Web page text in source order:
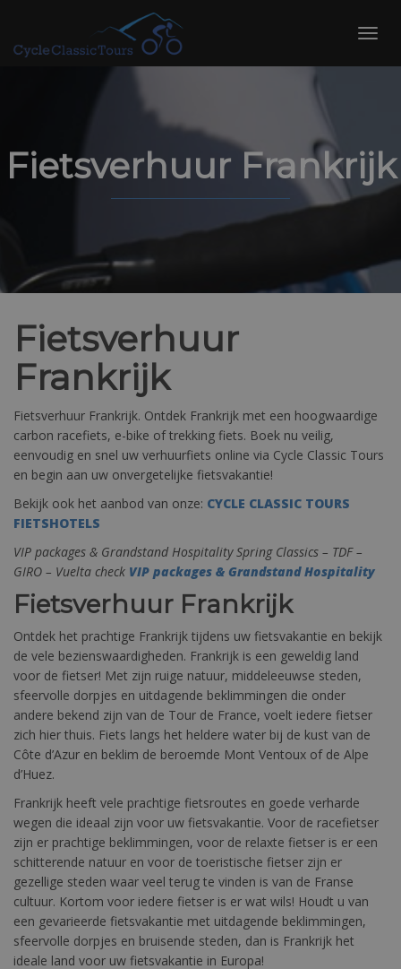
content
Fietsverhuur Frankrijk
Fietsverhuur
Frankrijk
Fietsverhuur Frankrijk. Ontdek Frankrijk met een hoogwaardige
carbon racefiets, e-bike of trekking fiets. Boek nu veilig,
eenvoudig en snel uw verhuurfiets online via Cycle Classic Tours
en begin aan uw onvergetelijke fietsvakantie!
Bekijk ook het aanbod van onze: CYCLE CLASSIC TOURS
FIETSHOTELS
VIP packages & Grandstand Hospitality Spring Classics – TDF –
GIRO – Vuelta check VIP packages & Grandstand Hospitality
Fietsverhuur Frankrijk
Ontdek het prachtige Frankrijk tijdens uw fietsvakantie en bekijk
de vele bezienswaardigheden. Frankrijk is een geweldig land
voor de fietser! Met zijn ruige natuur, middeleeuwse steden,
sfeervolle dorpjes en uitdagende beklimmingen die onder
andere bekend zijn van de Tour de France, voelt iedere fietser
zich hier thuis. Fiets langs het heldere water bij de kust van de
Côte d’Azur en beklim de beroemde Mont Ventoux of de Alpe
d’Huez.
Frankrijk heeft vele prachtige fietsroutes en goede verharde
wegen die ideaal zijn voor uw fietsvakantie. Voor de racefietser
zijn er prachtige beklimmingen, voor de relaxte fietser is er een
schitterende natuur en voor de toeristische fietser zijn er
gezellige steden waar veel terug te vinden is van de Franse
cultuur. Kortom voor iedere fietser is er wat wils! Houdt u van
een gevarieerde fietsvakantie met uitdagende beklimmingen,
sfeervolle dorpjes en bruisende steden, dan is Frankrijk het
ideale land voor uw fietsvakantie in Europa!